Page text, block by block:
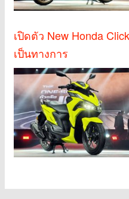
เปิดตัว New Honda
เป็นทางการ